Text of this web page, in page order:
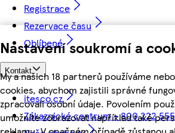
Nastavení soukromí a
My a našich 18 partnerů používáme
cookies, abychom zajistili správné
zpracovali osobní údaje. Povolením
umožníte zobrazovat například také
Registrace
Rezervace času
Oblíbené
Kontakt
itesco.cz
Zákaznické centrum - 800 222 555